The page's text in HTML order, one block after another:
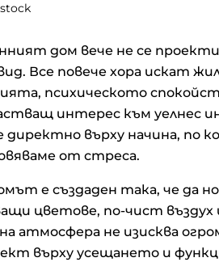
дом вече не се
Все повече хора искат
психическото
интерес към уелнес
директно върху начина, по
от стреса.
е създаден така, че да
цветове, по-чист
атмосфера не изисква
върху усещането и